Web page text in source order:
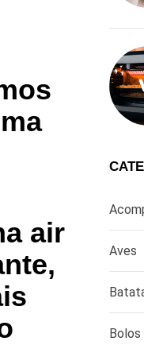
air
Aves